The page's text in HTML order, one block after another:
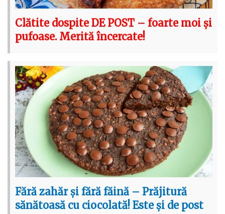
Clătite dospite DE POST – foarte moi și
pufoase. Merită încercate!
Fără zahăr și fără făină – Prăjitură
sănătoasă cu ciocolată! Este și de post